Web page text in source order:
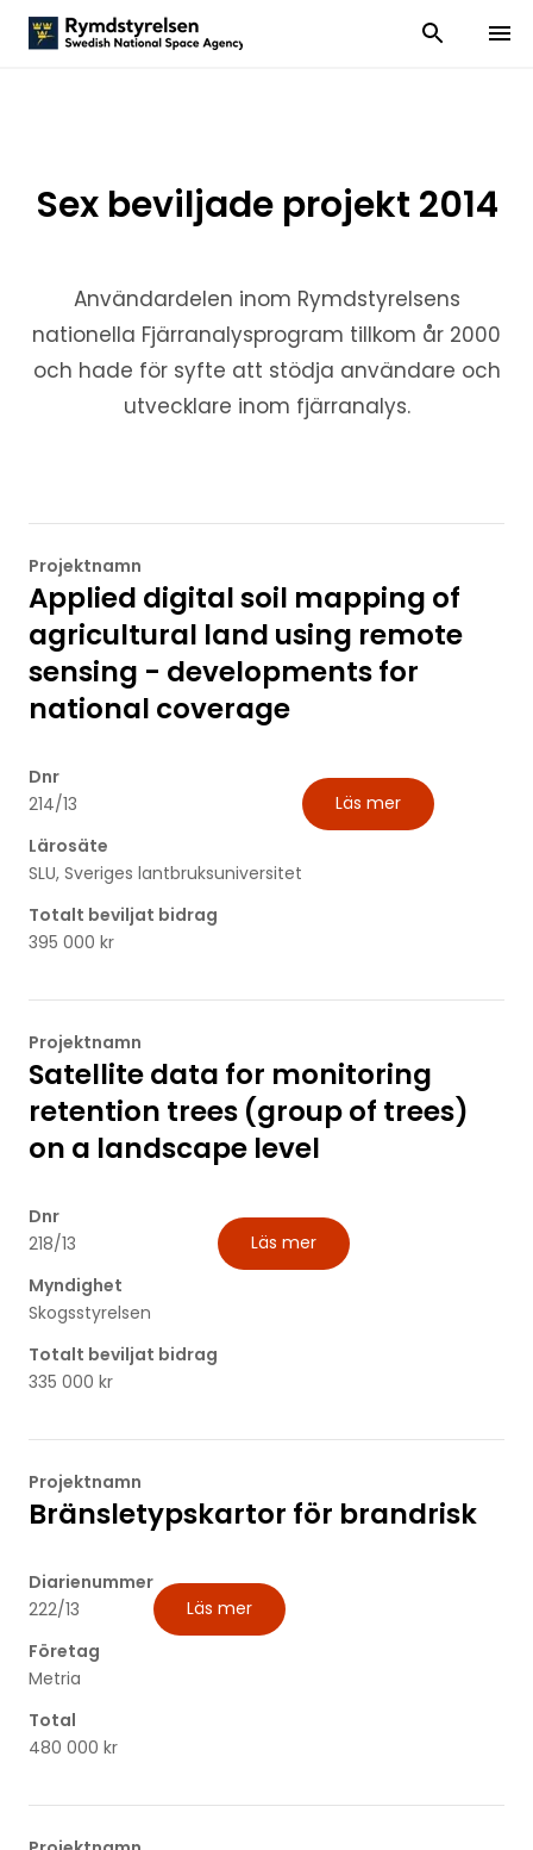
Visa och dölj
Visa
Sex beviljade projekt 2014
Användardelen inom Rymdstyrelsens
nationella Fjärranalysprogram tillkom år 2000
och hade för syfte att stödja användare och
utvecklare inom fjärranalys.
Projektnamn
Applied digital soil mapping of
agricultural land using remote
sensing - developments for
national coverage
Dnr
214/13
Lärosäte
SLU, Sveriges lantbruksuniversitet
Totalt beviljat bidrag
395 000 kr
Läs mer
Projektnamn
Satellite data for monitoring
retention trees (group of trees)
on a landscape level
Dnr
218/13
Myndighet
Skogsstyrelsen
Totalt beviljat bidrag
335 000 kr
Läs mer
Projektnamn
Bränsletypskartor för brandrisk
Diarienummer
222/13
Företag
Metria
Total
480 000 kr
Läs mer